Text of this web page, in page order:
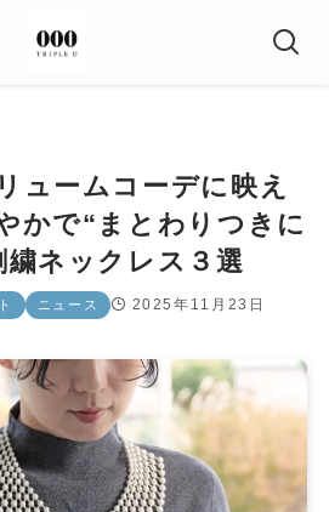
ュームコーデに映え
かで“まとわりつきに
繍ネックレス３選
ニュース 2025年11月23日